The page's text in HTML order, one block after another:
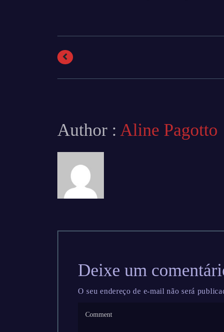
Author : Aline Pagotto
Deixe um
O seu endereço de e-mail não será